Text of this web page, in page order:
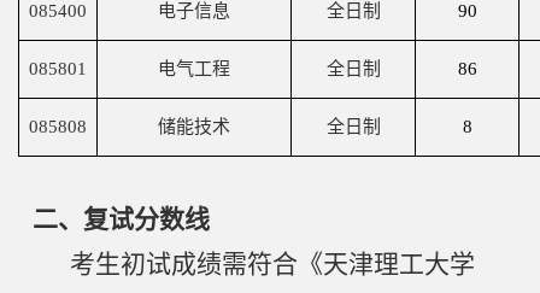
究
085400 电子信息 全日制 90
085801 电气工程 全日制 86
085808 储能技术 全日制 8
二、复试分数线
考生初试成绩需符合《天津理工大学